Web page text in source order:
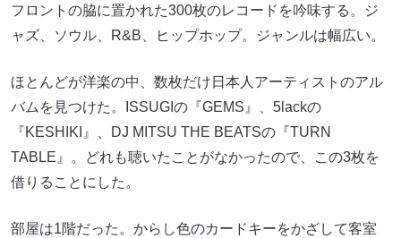
フロントの脇に置かれた300枚のレコードを吟味する。ジ
ャズ、ソウル、R&B、ヒップホップ。ジャンルは幅広い。
ほとんどが洋楽の中、数枚だけ日本人アーティストのアル
バムを見つけた。ISSUGIの『GEMS』、5lackの
『KESHIKI』、DJ MITSU THE BEATSの『TURN
TABLE』。どれも聴いたことがなかったので、この3枚を
借りることにした。
部屋は1階だった。からし色のカードキーをかざして客室